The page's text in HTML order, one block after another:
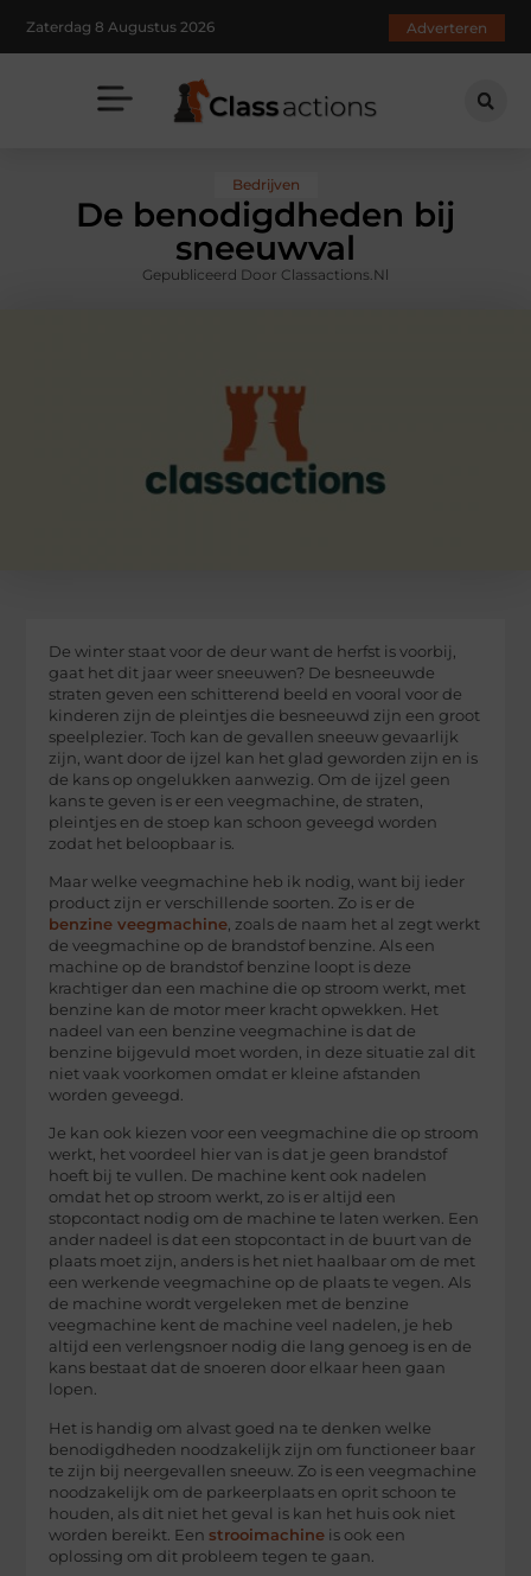
Zaterdag 8 Augustus 2026 Adverteren
Bedrijven
De benodigdheden bij
sneeuwval
Gepubliceerd Door Classactions.nl
De winter staat voor de deur want de herfst is voorbij,
gaat het dit jaar weer sneeuwen? De besneeuwde
straten geven een schitterend beeld en vooral voor de
kinderen zijn de pleintjes die besneeuwd zijn een groot
speelplezier. Toch kan de gevallen sneeuw gevaarlijk
zijn, want door de ijzel kan het glad geworden zijn en is
de kans op ongelukken aanwezig. Om de ijzel geen
kans te geven is er een veegmachine, de straten,
pleintjes en de stoep kan schoon geveegd worden
zodat het beloopbaar is.
Maar welke veegmachine heb ik nodig, want bij ieder
product zijn er verschillende soorten. Zo is er de
benzine veegmachine, zoals de naam het al zegt werkt
de veegmachine op de brandstof benzine. Als een
machine op de brandstof benzine loopt is deze
krachtiger dan een machine die op stroom werkt, met
benzine kan de motor meer kracht opwekken. Het
nadeel van een benzine veegmachine is dat de
benzine bijgevuld moet worden, in deze situatie zal dit
niet vaak voorkomen omdat er kleine afstanden
worden geveegd.
Je kan ook kiezen voor een veegmachine die op stroom
werkt, het voordeel hier van is dat je geen brandstof
hoeft bij te vullen. De machine kent ook nadelen
omdat het op stroom werkt, zo is er altijd een
stopcontact nodig om de machine te laten werken. Een
ander nadeel is dat een stopcontact in de buurt van de
plaats moet zijn, anders is het niet haalbaar om de met
een werkende veegmachine op de plaats te vegen. Als
de machine wordt vergeleken met de benzine
veegmachine kent de machine veel nadelen, je heb
altijd een verlengsnoer nodig die lang genoeg is en de
kans bestaat dat de snoeren door elkaar heen gaan
lopen.
Het is handig om alvast goed na te denken welke
benodigdheden noodzakelijk zijn om functioneer baar
te zijn bij neergevallen sneeuw. Zo is een veegmachine
noodzakelijk om de parkeerplaats en oprit schoon te
houden, als dit niet het geval is kan het huis ook niet
worden bereikt. Eenstrooimachine is ook een
oplossing om dit probleem tegen te gaan.